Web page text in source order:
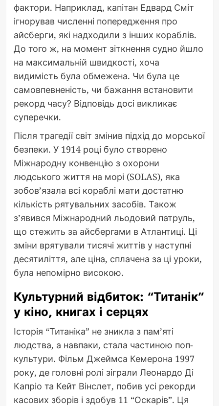
фактори. Наприклад, капітан Едвард Сміт
ігнорував численні попередження про
айсберги, які надходили з інших кораблів.
До того ж, на момент зіткнення судно йшло
на максимальній швидкості, хоча
видимість була обмежена. Чи була це
самовпевненість, чи бажання встановити
рекорд часу? Відповідь досі викликає
суперечки.
Після трагедії світ змінив підхід до морської
безпеки. У 1914 році було створено
Міжнародну конвенцію з охорони
людського життя на морі (SOLAS), яка
зобов’язала всі кораблі мати достатню
кількість рятувальних засобів. Також
з’явився Міжнародний льодовий патруль,
що стежить за айсбергами в Атлантиці. Ці
зміни врятували тисячі життів у наступні
десятиліття, але ціна, сплачена за ці уроки,
була непомірно високою.
Культурний відбиток: “Титанік”
у кіно, книгах і серцях
Історія “Титаніка” не зникла з пам’яті
людства, а навпаки, стала частиною поп-
культури. Фільм Джеймса Кемерона 1997
року, де головні ролі зіграли Леонардо Ді
Капріо та Кейт Вінслет, побив усі рекорди
касових зборів і здобув 11 “Оскарів”. Ця